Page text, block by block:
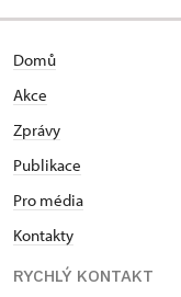
Domů
Akce
Zprávy
Publikace
Pro média
Kontakty
RYCHLÝ KONTAKT